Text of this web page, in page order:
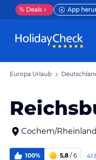
% Deals App
Europa Urlaub
Cochem/
100% 5,8 / 6 41